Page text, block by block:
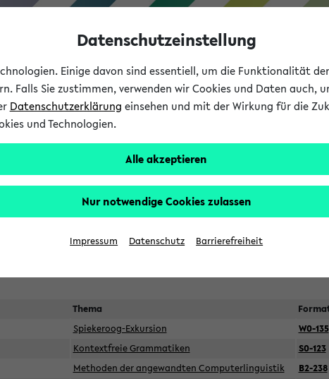
Studium
stattfindende
Suche:
Thema
Spiekeroog-Exkursion W0-135
Kontextfreie Grammatiken S0-123
Methoden der angewandten Computerlinguistik B2-238
Datenschutzeinstellung
Einige davon sind essentiell, um die Funktionalität
Falls Sie zustimmen, verwenden wir Cookies und Daten
Datenschutzerklärung einsehen und mit der Wirkung für die
und Technologien.
Alle akzeptieren
Nur notwendige Cookies zulassen
Impressum Datenschutz Barrierefreiheit